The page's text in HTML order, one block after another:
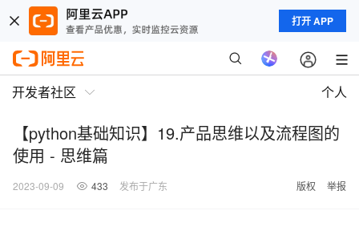
打开 APP
开发者社区 个人
【python基础知识】19.产品思维以及流程图的
使用 - 思维篇
2023-09-09 433 发布于广东 版权 举报